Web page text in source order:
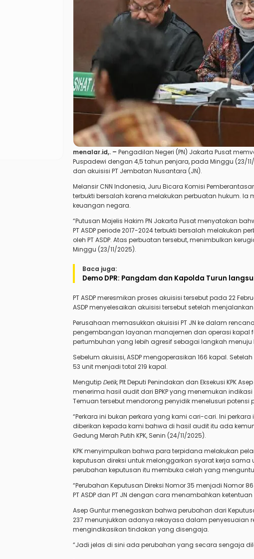
menalar.id,. – Pengadilan Negeri (PN) Jakarta Pusat
Puspadewi dengan 4,5 tahun penjara, pada Minggu (23/
dan akuisisi PT Jembatan Nusantara (JN).
Melansir CNN Indonesia, Juru Bicara Komisi
terbukti bersalah karena melakukan perbuatan hukum.
keuangan negara.
“Putusan Majelis Hakim PN Jakarta Pusat menyatakan
PT ASDP periode 2017-2024 terbukti bersalah melakukan
oleh PT ASDP. Atas perbuatan tersebut, menimbulkan
Minggu (23/11/2025).
Baca juga:
Demo DPR: Pangdam dan Kapolda Turun
PT ASDP meresmikan proses akuisisi tersebut pada 22
ASDP menyelesaikan akuisisi tersebut setelah
Perusahaan memasukkan akuisisi PT JN ke dalam
pengembangan layanan manajemen dan operasi kapal
pertumbuhan yang lebih agresif sebagai langkah menuju
Sebelum akuisisi, ASDP mengoperasikan 166 kapal.
53 unit menjadi total 219 kapal.
Mengutip Detik, Plt Deputi Penindakan dan Eksekusi KPK
menerima hasil audit dari BPKP yang menemukan
Temuan tersebut mendorong penyidik menelusuri
“Perkara ini bukan perkara yang kami cari-cari. Ini
diberikan kepada kami bahwa di hasil audit itu ada
Gedung Merah Putih KPK, Senin (24/11/2025).
KPK menyimpulkan bahwa para terpidana melakukan
keputusan direksi untuk melonggarkan syarat kerja sama
perubahan keputusan itu membuka celah yang
“Perubahan Keputusan Direksi Nomor 35 menjadi Nomor
PT ASDP dan PT JN dengan cara menambahkan
Asep Guntur menegaskan bahwa perubahan dari
237 menunjukkan adanya rekayasa dalam penyesuaian
mengindikasikan tindakan yang disengaja.
“Jadi jelas di sini ada perubahan yang secara sengaja